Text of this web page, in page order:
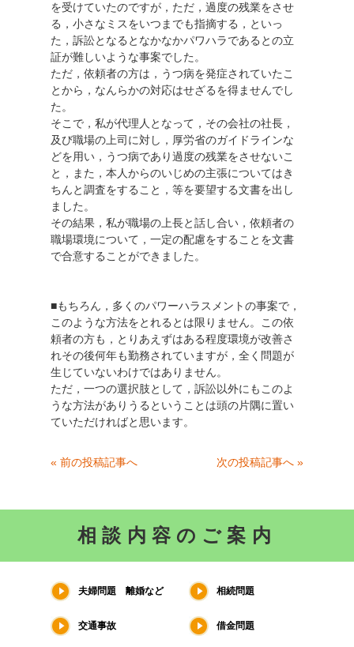
を受けていたのですが，ただ，過度の残業をさせ
る，小さなミスをいつまでも指摘する，といっ
た，訴訟となるとなかなかパワハラであるとの立
証が難しいような事案でした。
ただ，依頼者の方は，うつ病を発症されていたこ
とから，なんらかの対応はせざるを得ませんでし
た。
そこで，私が代理人となって，その会社の社長，
及び職場の上司に対し，厚労省のガイドラインな
どを用い，うつ病であり過度の残業をさせないこ
と，また，本人からのいじめの主張についてはき
ちんと調査をすること，等を要望する文書を出し
ました。
その結果，私が職場の上長と話し合い，依頼者の
職場環境について，一定の配慮をすることを文書
で合意することができました。
■もちろん，多くのパワーハラスメントの事案で，
このような方法をとれるとは限りません。この依
頼者の方も，とりあえずはある程度環境が改善さ
れその後何年も勤務されていますが，全く問題が
生じていないわけではありません。
ただ，一つの選択肢として，訴訟以外にもこのよ
うな方法がありうるということは頭の片隅に置い
ていただければと思います。
« 前の投稿記事へ 次の投稿記事へ »
相談内容のご案内
夫婦問題 離婚など 相続問題
交通事故 借金問題